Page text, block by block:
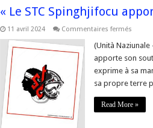
et
–
#Corse
« Le STC Spinghjifocu
11 avril 2024 Commentaires ferméssur
STC
son
à
#corse »
(Unità Naziunale
apporte son
exprime à sa
sa propre terre
Read More »